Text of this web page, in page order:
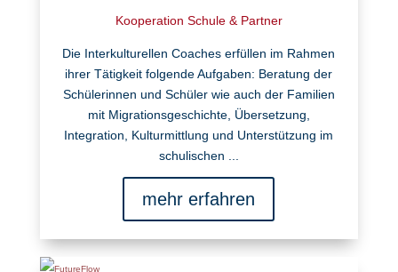
Kooperation Schule & Partner
Die Interkulturellen Coaches erfüllen im Rahmen
ihrer Tätigkeit folgende Aufgaben: Beratung der
Schülerinnen und Schüler wie auch der Familien
mit Migrationsgeschichte, Übersetzung,
Integration, Kulturmittlung und Unterstützung im
schulischen ...
mehr erfahren